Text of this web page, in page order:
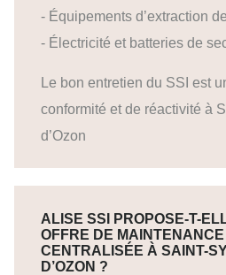
- Équipements d’extraction
- Électricité et batteries de
Le bon entretien du SSI est
conformité et de réactivité à
d’Ozon
ALISE SSI PROPOSE-T-
OFFRE DE MAINTENANCE
CENTRALISÉE À SAINT-
D’OZON ?